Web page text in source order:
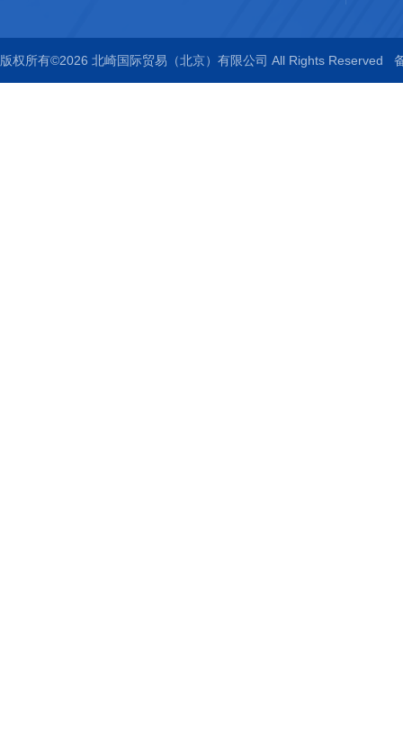
版权所有©2026 北崎国际贸易（北京）有限公司 All Rights Reserved